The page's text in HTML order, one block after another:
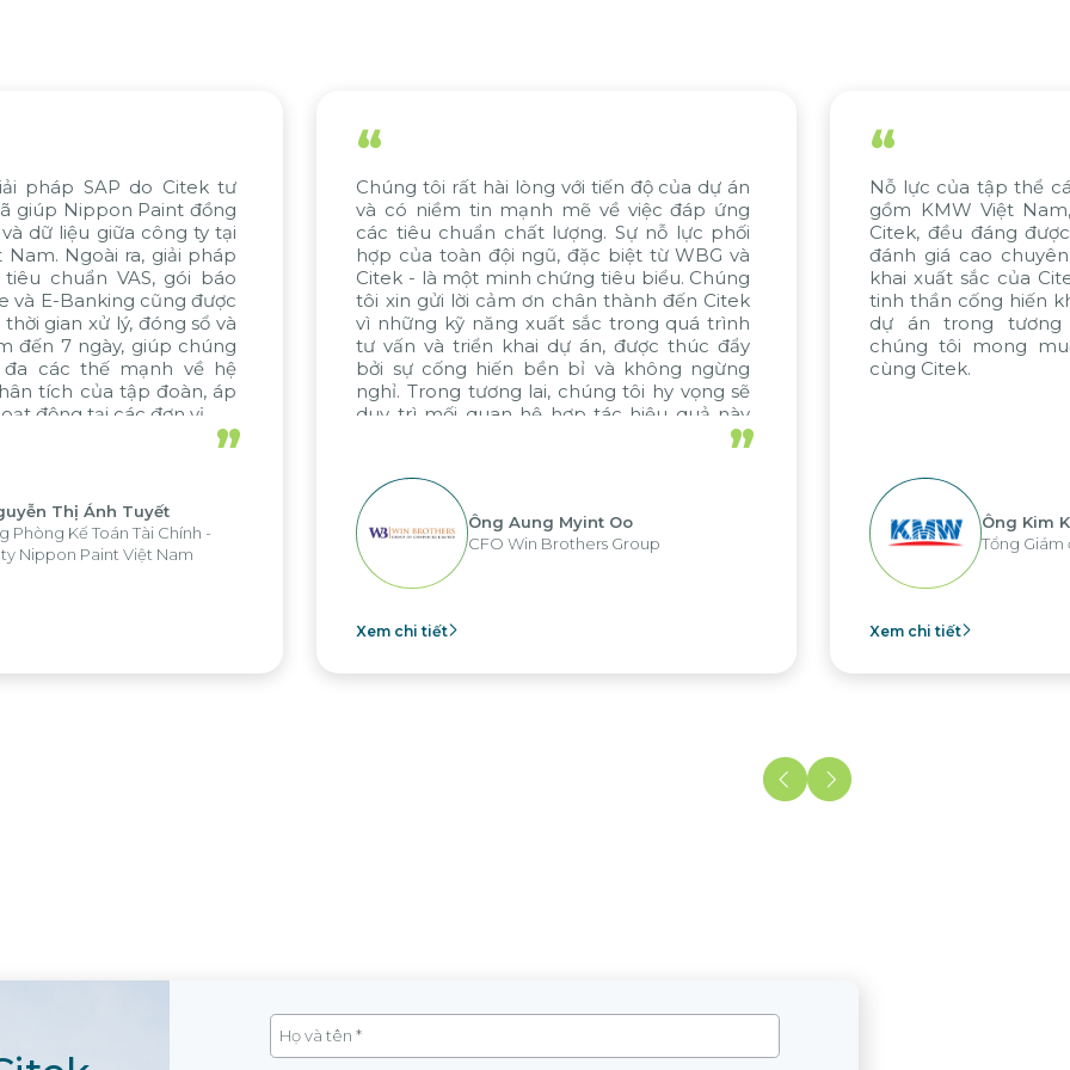
tôi rất hài lòng với tiến độ của dự án
niềm tin mạnh mẽ về việc đáp ứng
chuẩn chất lượng. Sự nỗ lực phối
của toàn đội ngũ, đặc biệt từ WBG và
- là một minh chứng tiêu biểu. Chúng
gửi lời cảm ơn chân thành đến Citek
kỹ năng xuất sắc trong quá trình
và triển khai dự án, được thúc đẩy
sự cống hiến bền bỉ và không ngừng
Trong tương lai, chúng tôi hy vọng sẽ
mối quan hệ hợp tác hiệu quả này
trong các dự án sắp tới.
Ông Aung Myint Oo
CFO Win Brothers Group
Nỗ lực của tập thể các bên liên quan, bao
gồm KMW Việt Nam, KMW Hàn Quốc và
Citek, đều đáng được ghi nhận. Chúng tôi
đánh giá cao chuyên môn tư vấn và triển
khai xuất sắc của Citek, được thể hiện qua
tinh thần cống hiến không ngừng. Nếu các
dự án trong tương lai được thực hiện,
chúng tôi mong muốn tiếp tục hợp tác
cùng Citek.
Ông Kim Kap Youl
Tổng Giám đốc KMW Việt Nam
Chúng
khoa
cách
Hệ
đề sản
nền
xu